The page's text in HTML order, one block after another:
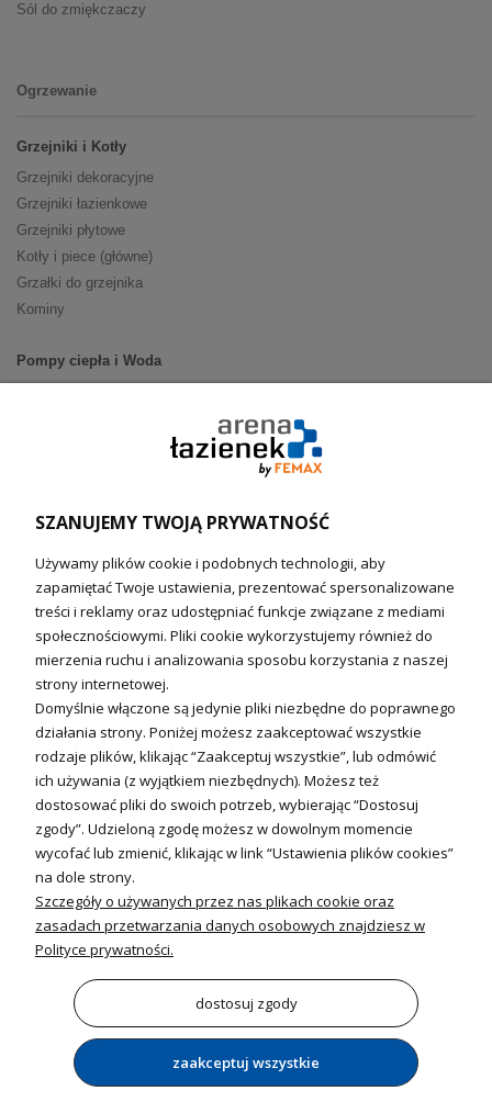
Sól do zmiękczaczy
Ogrzewanie
Grzejniki i Kotły
Grzejniki dekoracyjne
Grzejniki łazienkowe
Grzejniki płytowe
Kotły i piece (główne)
Grzałki do grzejnika
Kominy
Pompy ciepła i Woda
Ogrzewanie podłogowe (główne)
Technika solarna
Fotowoltanika
Sterowniki i regulatory
Nagrzewnice i kurtyny
Kuchnia i Wentylacja
Kuchnia
Zlewozmywaki
Baterie kuchenne
Młynki do odpadów
Wentylacja i Informacje
Wentylatory
SZANUJEMY TWOJĄ PRYWATNOŚĆ
Używamy plików cookie i podobnych technologii, aby
zapamiętać Twoje ustawienia, prezentować spersonalizowane
treści i reklamy oraz udostępniać funkcje związane z mediami
społecznościowymi. Pliki cookie wykorzystujemy również do
mierzenia ruchu i analizowania sposobu korzystania z naszej
strony internetowej.
Domyślnie włączone są jedynie pliki niezbędne do poprawnego
działania strony. Poniżej możesz zaakceptować wszystkie
rodzaje plików, klikając “Zaakceptuj wszystkie”, lub odmówić
ich używania (z wyjątkiem niezbędnych). Możesz też
dostosować pliki do swoich potrzeb, wybierając “Dostosuj
zgody”. Udzieloną zgodę możesz w dowolnym momencie
wycofać lub zmienić, klikając w link “Ustawienia plików cookies”
na dole strony.
Szczegóły o używanych przez nas plikach cookie oraz
zasadach przetwarzania danych osobowych znajdziesz w
Polityce prywatności.
dostosuj zgody
zaakceptuj wszystkie